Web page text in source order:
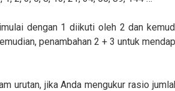
dengan 1 diikuti oleh 2 dan
penambahan 2 + 3 untuk
urutan, jika Anda mengukur rasio